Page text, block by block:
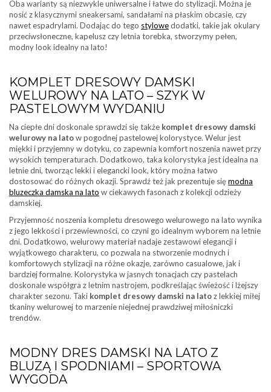
Oba warianty są niezwykle uniwersalne i łatwe do stylizacji. Można je
nosić z klasycznymi sneakersami, sandałami na płaskim obcasie, czy
nawet espadrylami. Dodając do tego stylowedodatki, takie jak okulary
przeciwsłoneczne, kapelusz czy letnia torebka, stworzymy pełen,
modny look idealny na lato!
KOMPLET DRESOWY DAMSKI
WELUROWY NA LATO – SZYK W
PASTELOWYM WYDANIU
Na ciepłe dni doskonale sprawdzi się także komplet dresowy damski
welurowy na latow pogodnej pastelowej kolorystyce. Welur jest
miękki i przyjemny w dotyku, co zapewnia komfort noszenia nawet przy
wysokich temperaturach. Dodatkowo, taka kolorystyka jest idealna na
letnie dni, tworząc lekki i elegancki look, który można łatwo
dostosować do różnych okazji. Sprawdź też jak prezentuje sięmodna
bluzeczka damska na lato w ciekawych fasonach z kolekcji odzieży
damskiej.
Przyjemność noszenia kompletu dresowego welurowego na lato wynika
z jego lekkości i przewiewności, co czyni go idealnym wyborem na letnie
dni. Dodatkowo, welurowy materiał nadaje zestawowi elegancji i
wyjątkowego charakteru, co pozwala na stworzenie modnych i
komfortowych stylizacji na różne okazje, zarówno casualowe, jak i
bardziej formalne. Kolorystyka w jasnych tonacjach czy pastelach
doskonale współgra z letnim nastrojem, podkreślając świeżość i lżejszy
charakter sezonu. Taki komplet dresowy damski na latoz lekkiej miłej
tkaniny welurowej to marzenie niejednej prawdziwej miłośniczki
trendów.
MODNY DRES DAMSKI NA LATO Z
BLUZĄ I SPODNIAMI – SPORTOWA
WYGODA